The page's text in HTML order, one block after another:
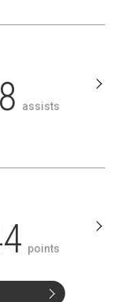
8 assists
points